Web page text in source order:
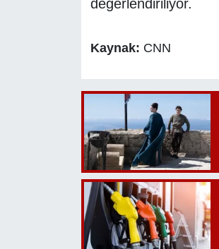
değerlendiriliyor.
Kaynak: CNN